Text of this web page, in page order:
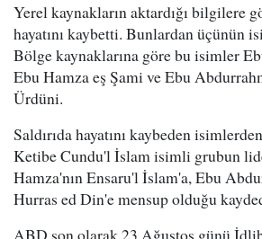
Yerel kaynakların aktardığı bilgilere
hayatını kaybetti. Bunlardan üçünün
Bölge kaynaklarına göre bu isimler
Ebu Hamza eş Şami ve Ebu
Ürdüni.
Saldırıda hayatını kaybeden
Ketibe Cundu'l İslam isimli grubun
Hamza'nın Ensaru'l İslam'a, Ebu
Hurras ed Din'e mensup olduğu
ABD son olarak 23 Ağustos günü